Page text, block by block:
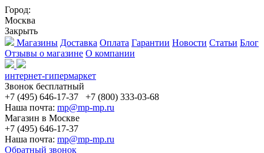
Город:
Москва
Закрыть
Магазины Доставка Оплата Гарантии Новости Статьи Блог
Отзывы о магазине О компании
интернет-гипермаркет
Звонок бесплатный
+7 (495) 646-17-37
+7 (800) 333-03-68
Наша почта: mp@mp-mp.ru
Магазин в Москве
+7 (495) 646-17-37
Наша почта: mp@mp-mp.ru
Обратный звонок